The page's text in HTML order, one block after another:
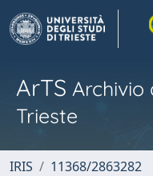
ArTS Archivio
Trieste
IRIS 11368/2863282